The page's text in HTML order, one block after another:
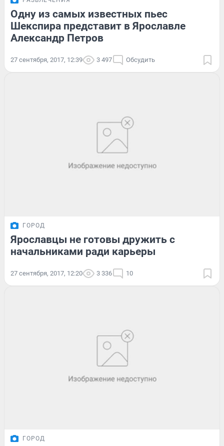
Одну из самых известных пьес
Шекспира представит в Ярославле
Александр Петров
27 сентября, 2017, 12:39 3 497 Обсудить
ГОРОД
Ярославцы не готовы дружить с
начальниками ради карьеры
27 сентября, 2017, 12:20 3 336 10
ГОРОД